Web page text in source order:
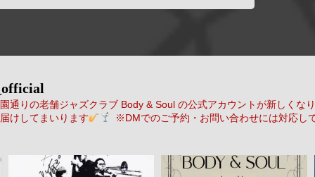
通りの老舗ジャズクラブ Body & Soul の公式アカウントが新しくな
けしてまいります
※DMでのご予約・お問い合わせには対応し